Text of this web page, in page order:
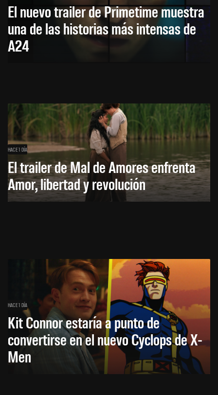
El nuevo trailer de Primetime muestra
una de las historias más intensas de
A24
HACE 1 DÍA
El trailer de Mal de Amores enfrenta
Amor, libertad y revolución
HACE 1 DÍA
Kit Connor estaría a punto de
convertirse en el nuevo Cyclops de X-
Men